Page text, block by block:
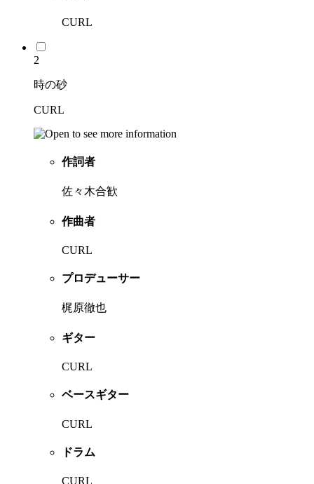
CURL
2
時の砂
CURL
作詞者
佐々木合歓
作曲者
CURL
プロデューサー
梶原徹也
ギター
CURL
ベースギター
CURL
ドラム
CURL